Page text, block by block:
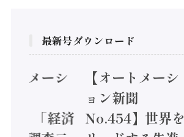
最新号ダウンロード
トメーシ
】「経済
【オートメーシ
ョン新聞
No.454】世界を